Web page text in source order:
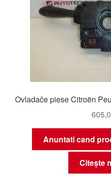
Ovladače piese Citroën
Anuntati cand
Citește